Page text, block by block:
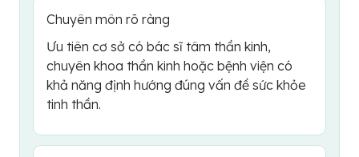
Chuyên môn rõ ràng
Ưu tiên cơ sở có bác sĩ tâm thần kinh,
chuyên khoa thần kinh hoặc bệnh viện có
khả năng định hướng đúng vấn đề sức khỏe
tinh thần.